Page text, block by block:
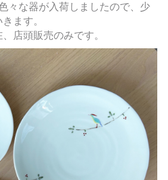
々な器が入荷しましたので、少
ます。
店頭販売のみです。